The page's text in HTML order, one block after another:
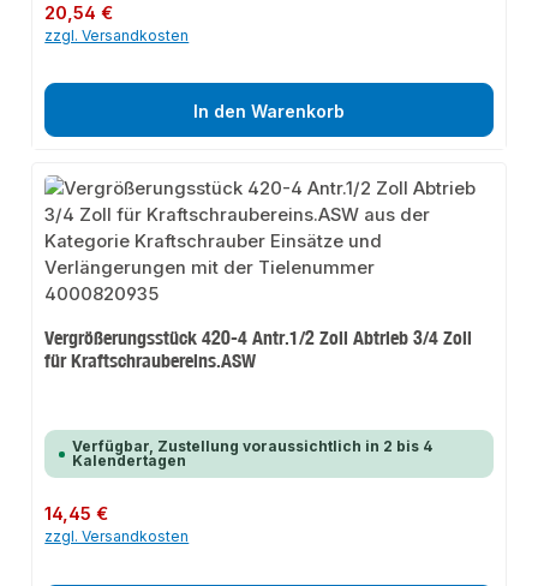
Regulärer Preis:
20,54 €
zzgl. Versandkosten
In den Warenkorb
Vergrößerungsstück 420-4 Antr.1/2 Zoll Abtrieb 3/4 Zoll
für Kraftschraubereins.ASW
Verfügbar, Zustellung voraussichtlich in 2 bis 4
Kalendertagen
Regulärer Preis:
14,45 €
zzgl. Versandkosten